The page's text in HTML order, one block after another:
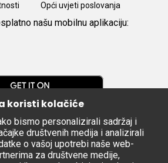
Opći uvjeti poslovanja
našu mobilnu aplikaciju:
koristi kolačiće
bismo personalizirali sadržaj i
društvenih medija i analizirali
o vašoj upotrebi naše web-
za društvene medije,